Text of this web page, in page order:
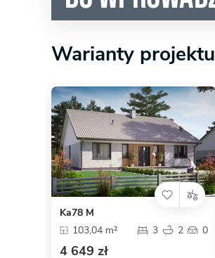
Warianty projektu
Ka78 M
103,04 m²
3 2 0
4 649 zł